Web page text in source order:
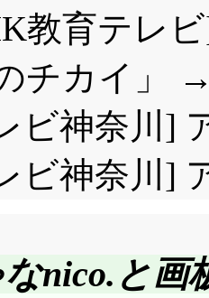
教育テレ
のチカイ」
ビ神奈川]
ビ神奈川]
nico.と画